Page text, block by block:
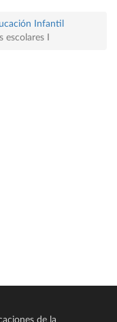
Infantil
escolares I
de la